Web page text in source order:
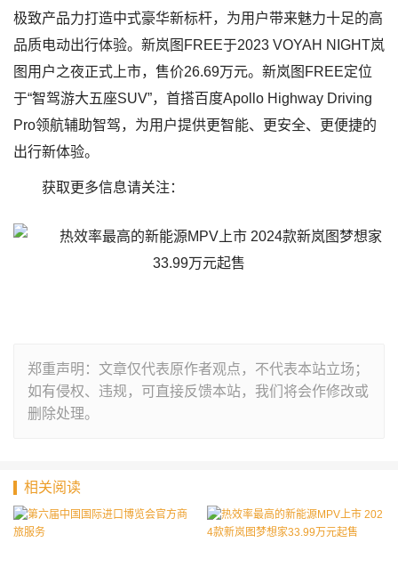
极致产品力打造中式豪华新标杆，为用户带来魅力十足的高
品质电动出行体验。新岚图FREE于2023 VOYAH NIGHT岚
图用户之夜正式上市，售价26.69万元。新岚图FREE定位
于“智驾游大五座SUV”，首搭百度Apollo Highway Driving
Pro领航辅助智驾，为用户提供更智能、更安全、更便捷的
出行新体验。
获取更多信息请关注：
郑重声明：文章仅代表原作者观点，不代表本站立场；
如有侵权、违规，可直接反馈本站，我们将会作修改或
删除处理。
相关阅读